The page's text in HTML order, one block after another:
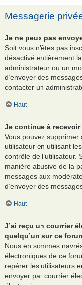
Messagerie
Je ne peux pas
Soit vous n’êtes pas
désactivé entièrement
administrateur ou un
d’envoyer des
contacter un
Haut
Je continue à
Vous pouvez supprimer
utilisateur en utilisant
contrôle de l’utilisateur.
manière abusive de la
messages aux
d’envoyer des
Haut
J’ai reçu un courrier
quelqu’un sur ce
Nous en sommes
électroniques de ce
repérer les utilisateurs
envoyer par courrier